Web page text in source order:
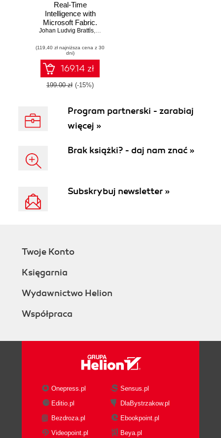
Real-Time
Intelligence with
Microsoft Fabric.
Empowering Data-
in the Era of AI
Johan Ludvig Brattĺs, Frank Geisler
(119,40 zł najniższa cena z 30
dni)
169.14 zł
199.00 zł (-15%)
Program partnerski - zarabiaj
więcej »
Brak książki? - daj nam znać »
Subskrybuj newsletter »
Twoje Konto
Księgarnia
Wydawnictwo Helion
Współpraca
Onepress.pl
Sensus.pl
Editio.pl
DlaBystrzakow.pl
Bezdroza.pl
Ebookpoint.pl
Videopoint.pl
Beya.pl